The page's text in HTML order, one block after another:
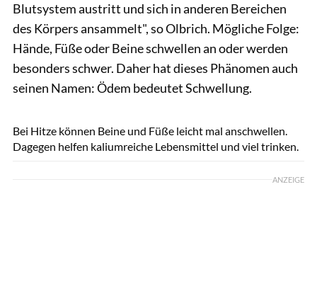
Blutsystem austritt und sich in anderen Bereichen
des Körpers ansammelt", so Olbrich. Mögliche Folge:
Hände, Füße oder Beine schwellen an oder werden
besonders schwer. Daher hat dieses Phänomen auch
seinen Namen: Ödem bedeutet Schwellung.
Bei Hitze können Beine und Füße leicht mal anschwellen.
Dagegen helfen kaliumreiche Lebensmittel und viel trinken.
ANZEIGE